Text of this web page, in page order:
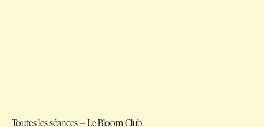
Toutes les séances — Le Bloom Club